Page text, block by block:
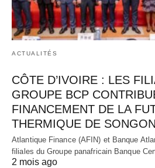
ACTUALITÉS
CÔTE D’IVOIRE : LES
GROUPE BCP
FINANCEMENT DE LA
THERMIQUE DE
Atlantique Finance (AFIN) et Banque
filiales du Groupe panafricain Banque
2 mois ago